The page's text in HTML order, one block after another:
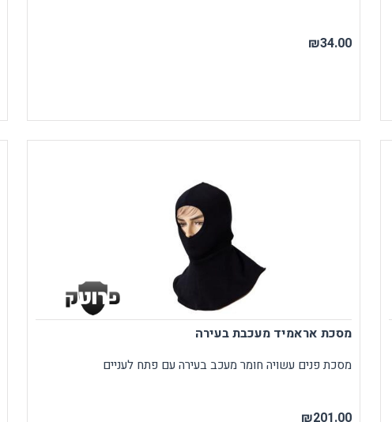
₪34.00
מסכת אראמיד מעכבת בעירה
מסכת פנים עשויה חומר מעכב בעירה עם פתח לעניים
₪201.00